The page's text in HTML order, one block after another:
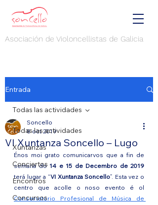
Asociación de Violoncellistas de Galicia
Entrada
Todas las actividades
Xuntanzas
Conciertos
Encontros
Concursos
Todas las actividades
VI Xuntanza Soncello – Lugo
Soncello
8 oct 2019
Énos moi grato comunicarvos que a fin de
semana do 14 e 15 de Decembro de 2019
terá lugar a “VI Xuntanza Soncello”. Esta vez o
Conservatorio Profesional de Música de